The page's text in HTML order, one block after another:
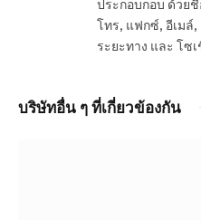
ประกอบกอบ ด้วย
โทร, แฟกซ์, อีเมล์
ระยะทาง และ โซ
บริษัทอื่น ๆ ที่เกี่ยวข้องกัน